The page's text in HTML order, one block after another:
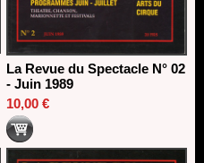
La Revue du Spectacle N° 02
- Juin 1989
10,00 €